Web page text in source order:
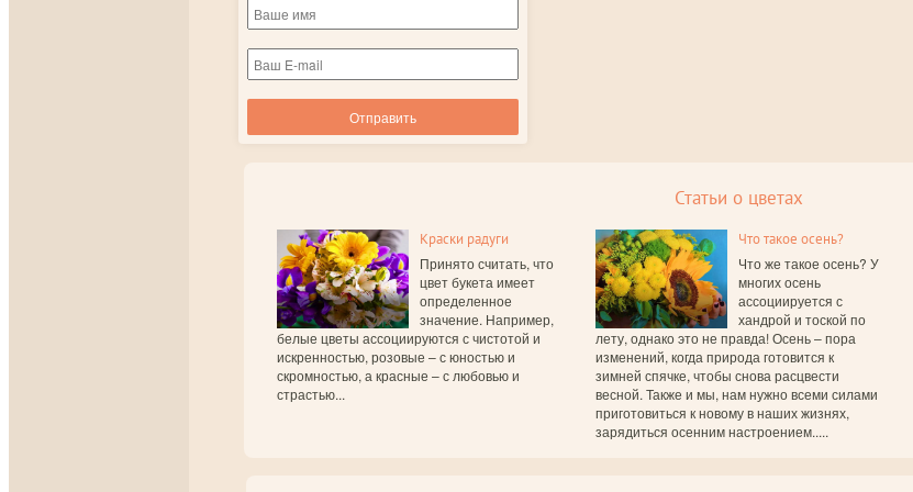
Статьи о цветах
Краски радуги
Принято считать, что
цвет букета имеет
определенное
значение. Например,
белые цветы ассоциируются с чистотой и
искренностью, розовые – с юностью и
скромностью, а красные – с любовью и
страстью...
Что такое осень?
Что же такое осень? У
многих осень
ассоциируется с
хандрой и тоской по
лету, однако это не правда! Осень – пора
изменений, когда природа готовится к
зимней спячке, чтобы снова расцвести
весной. Также и мы, нам нужно всеми силами
приготовиться к новому в наших жизнях,
зарядиться осенним настроением.....